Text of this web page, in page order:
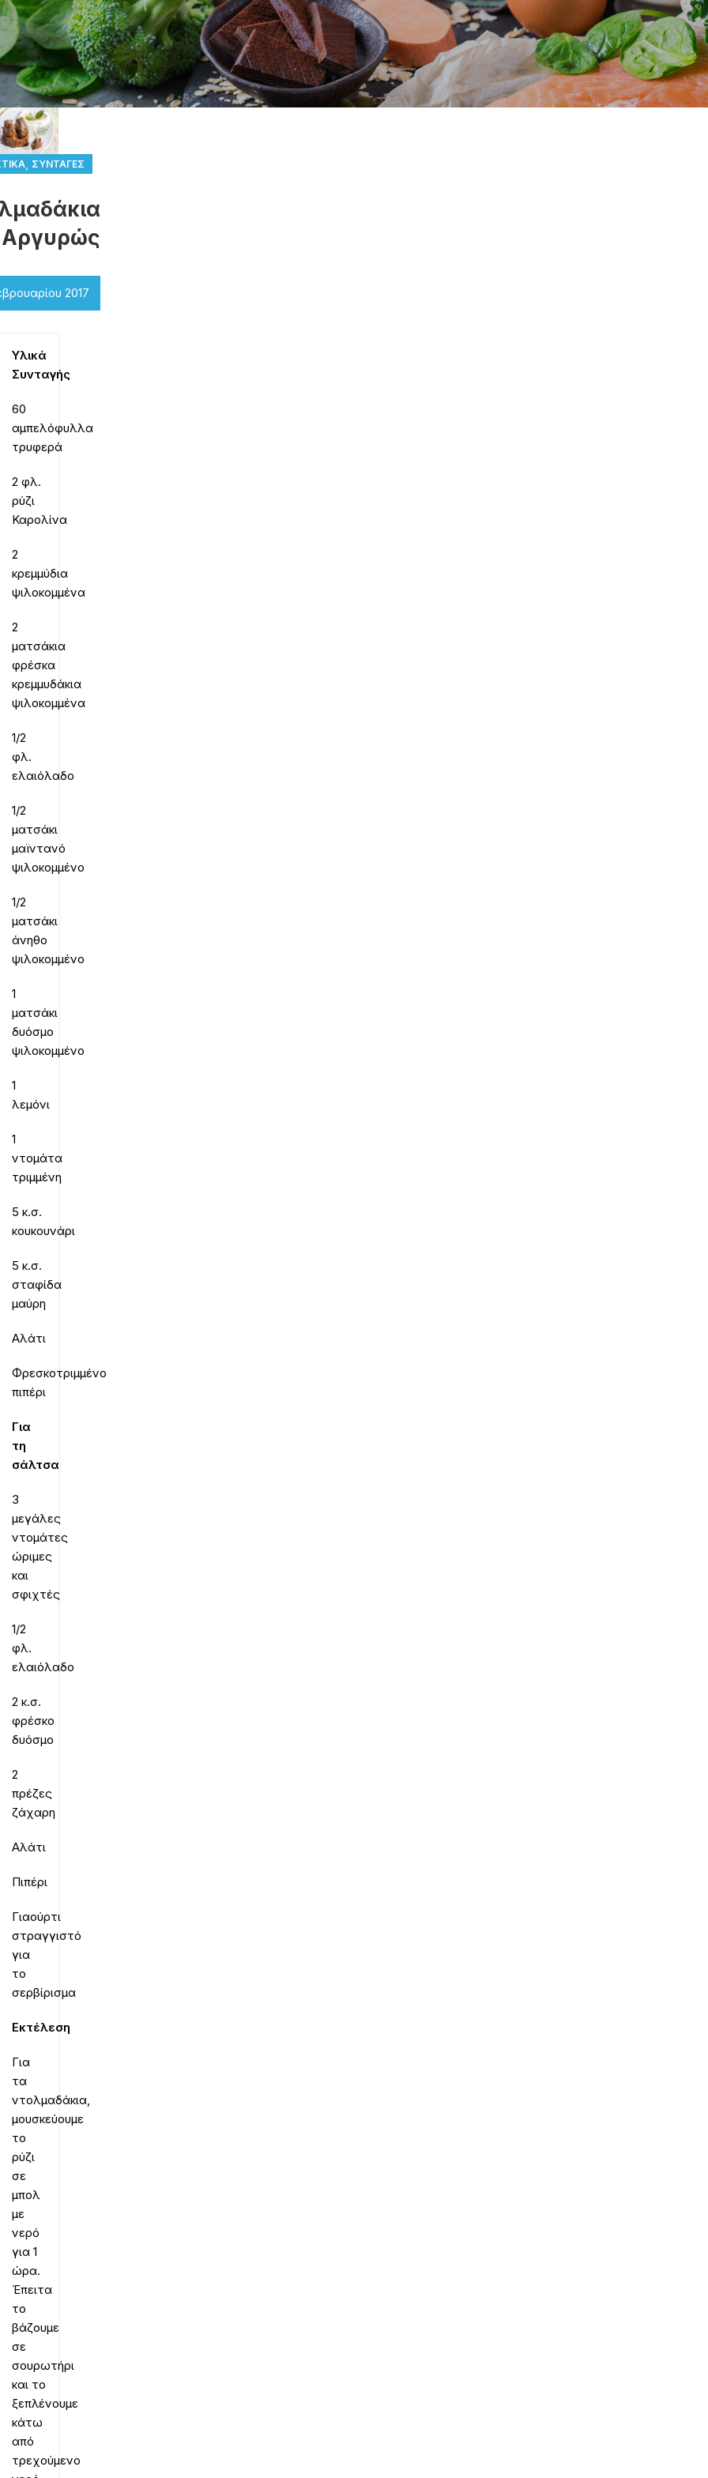
, ΣΥΝΤΑΓΈΣ
Αργυρώς
2017
Υλικά
Συνταγής
60
αμπελόφυλλα
τρυφερά
2 φλ.
ρύζι
Καρολίνα
2
κρεμμύδια
ψιλοκομμένα
2
ματσάκια
φρέσκα
κρεμμυδάκια
ψιλοκομμένα
1/2
φλ.
ελαιόλαδο
1/2
ματσάκι
μαϊντανό
ψιλοκομμένο
1/2
ματσάκι
άνηθο
ψιλοκομμένο
1
ματσάκι
δυόσμο
ψιλοκομμένο
1
λεμόνι
1
ντομάτα
τριμμένη
5 κ.σ.
κουκουνάρι
5 κ.σ.
σταφίδα
μαύρη
Αλάτι
Φρεσκοτριμμένο
πιπέρι
Για
τη
σάλτσα
3
μεγάλες
ντομάτες
ώριμες
και
σφιχτές
1/2
φλ.
ελαιόλαδο
2 κ.σ.
φρέσκο
δυόσμο
2
πρέζες
ζάχαρη
Αλάτι
Πιπέρι
Γιαούρτι
στραγγιστό
για
το
σερβίρισμα
Εκτέλεση
Για
τα
ντολμαδάκια,
μουσκεύουμε
το
ρύζι
σε
μπολ
με
νερό
για 1
ώρα.
Έπειτα
το
βάζουμε
σε
σουρωτήρι
και το
ξεπλένουμε
κάτω
από
τρεχούμενο